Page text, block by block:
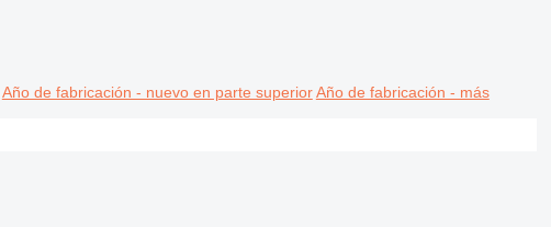
Año de fabricación - nuevo en parte superior Año de fabricación - más